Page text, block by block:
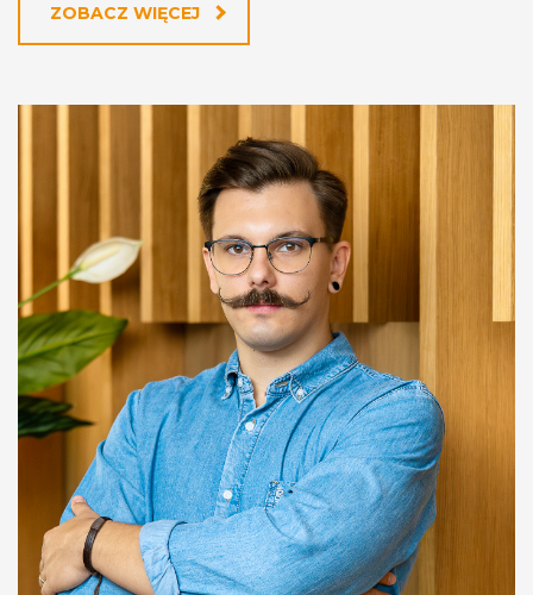
ZOBACZ WIĘCEJ